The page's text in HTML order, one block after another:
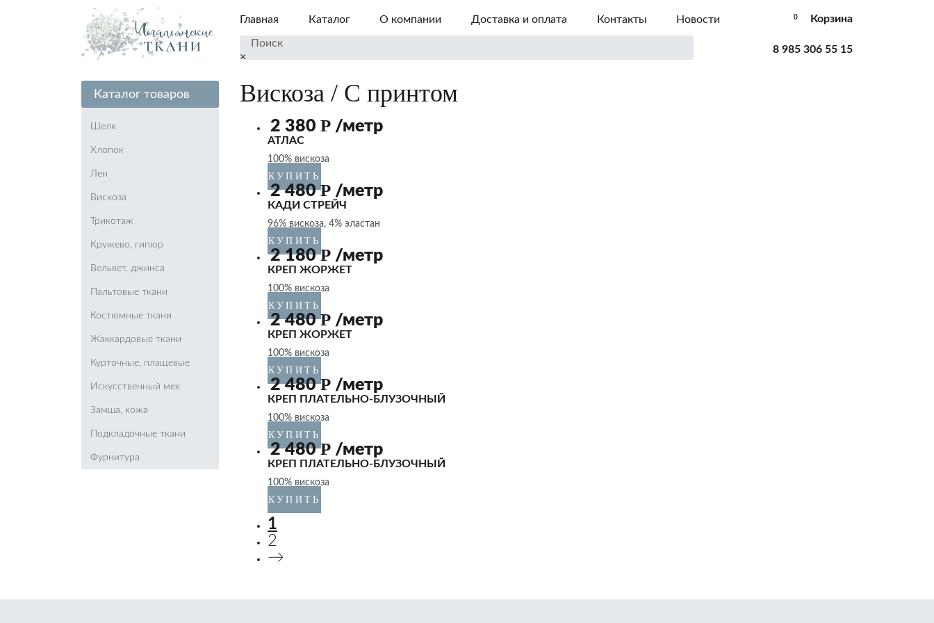
Главная Каталог О компании Доставка и оплата Контакты Новости
×
0 Корзина
8 985 306 55 15
Каталог товаров
Шелк
Хлопок
Лен
Вискоза
Трикотаж
Кружево, гипюр
Вельвет, джинса
Пальтовые ткани
Костюмные ткани
Жаккардовые ткани
Курточные, плащевые
Искусственный мех
Замша, кожа
Подкладочные ткани
Фурнитура
Вискоза / С принтом
2 380 Р /метр
АТЛАС
100% вискоза
КУПИТЬ
2 480Р /метр
КАДИ СТРЕЙЧ
96% вискоза, 4% эластан
КУПИТЬ
2 180Р /метр
КРЕП ЖОРЖЕТ
100% вискоза
КУПИТЬ
2 480Р /метр
КРЕП ЖОРЖЕТ
100% вискоза
КУПИТЬ
2 480Р /метр
КРЕП ПЛАТЕЛЬНО-БЛУЗОЧНЫЙ
100% вискоза
КУПИТЬ
2 480Р /метр
КРЕП ПЛАТЕЛЬНО-БЛУЗОЧНЫЙ
100% вискоза
КУПИТЬ
1
2
→